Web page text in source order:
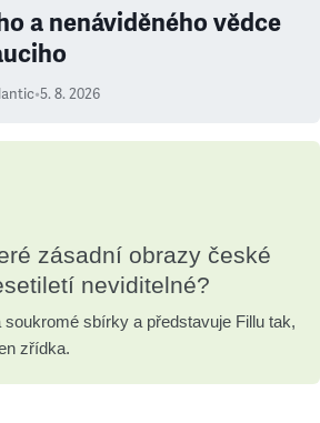
a nenáviděného vědce
•5. 8. 2026
zásadní obrazy české
neviditelné?
sbírky a představuje Fillu tak,
zřídka.